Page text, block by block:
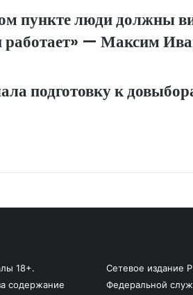
пункте люди должны
работает» — Максим
подготовку к
18+.
содержание
Сетевое издание
Федеральной